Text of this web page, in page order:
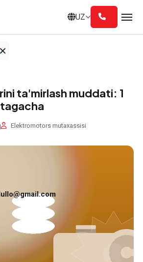
UZ
×
ta'mirlash muddati: 1
Elektromotors mutaxassisi